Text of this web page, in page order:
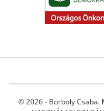
© 2026 - Borboly Csaba.